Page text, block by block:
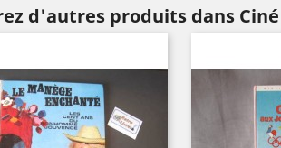
d'autres produits dans Ciné